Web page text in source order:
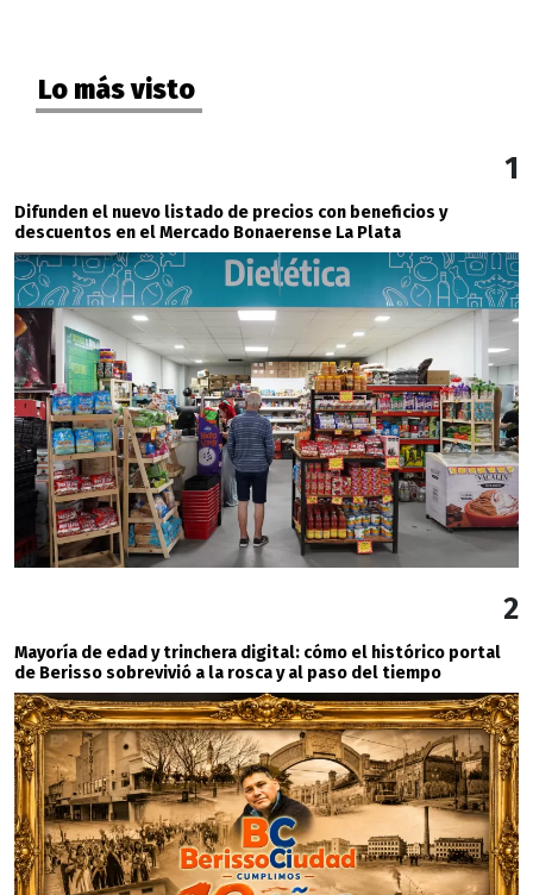
Lo más visto
1
Difunden el nuevo listado de precios con beneficios y
descuentos en el Mercado Bonaerense La Plata
2
Mayoría de edad y trinchera digital: cómo el histórico portal
de Berisso sobrevivió a la rosca y al paso del tiempo